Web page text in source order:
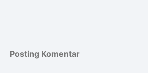
Posting Komentar